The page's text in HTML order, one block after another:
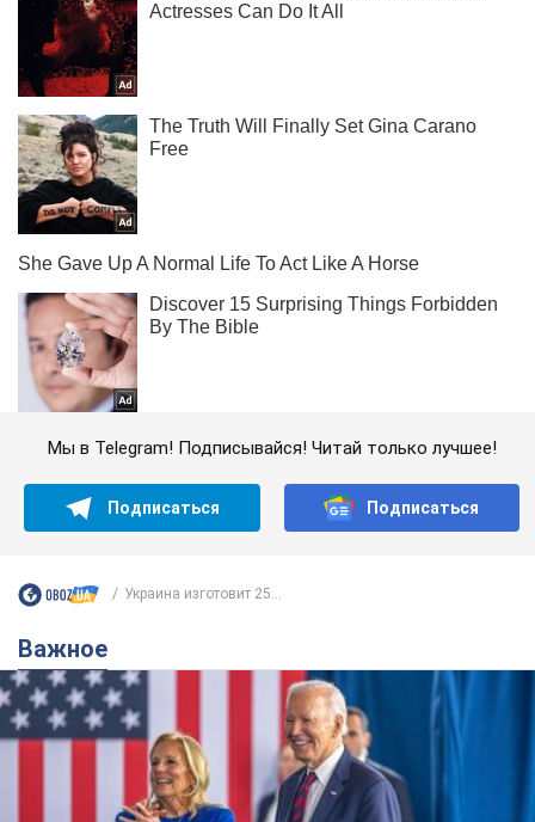
Мы в Telegram! Подписывайся! Читай только лучшее!
Подписаться Подписаться
Украина изготовит 25...
Важное